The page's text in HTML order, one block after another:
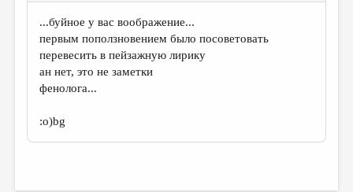
...буйное у вас воображение...
первым поползновением было посоветовать
перевесить в пейзажную лирику
ан нет, это не заметки
фенолога...
:о)bg